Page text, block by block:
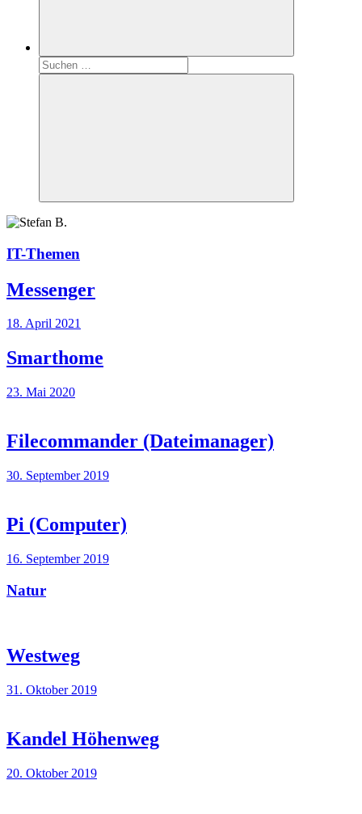
Suchen
nach:
Suchen
IT-Themen
Messenger
18. April 2021
Smarthome
23. Mai 2020
Filecommander (Dateimanager)
30. September 2019
Pi (Computer)
16. September 2019
Natur
Westweg
31. Oktober 2019
Kandel Höhenweg
20. Oktober 2019